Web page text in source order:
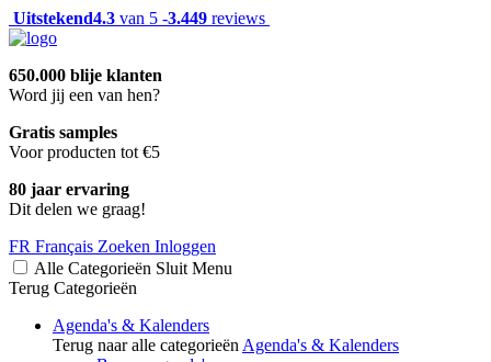
Uitstekend4.3 van 5 -3.449 reviews
650.000 blije klanten
Word jij een van hen?
Gratis samples
Voor producten tot €5
80 jaar ervaring
Dit delen we graag!
FR Français Zoeken Inloggen
Alle Categorieën Sluit Menu
Terug Categorieën
Agenda's & Kalenders
Terug naar alle categorieën Agenda's & Kalenders